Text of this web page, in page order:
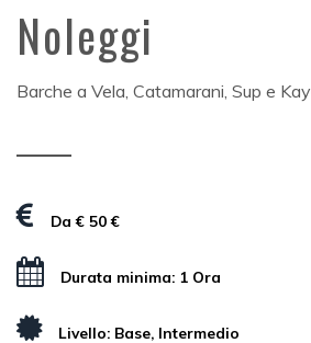
Noleggi
Barche a Vela, Catamarani, Sup e
Da € 50 €
Durata minima: 1 Ora
Livello: Base, Intermedio